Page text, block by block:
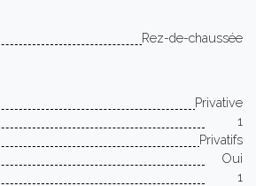
Rez-de-chaussée
Privative
1
Privatifs
Oui
1